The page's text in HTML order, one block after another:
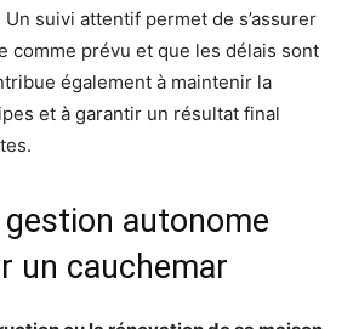
suivi attentif permet de s’assurer
comme prévu et que les délais sont
également à maintenir la
et à garantir un résultat final
autonome
un cauchemar